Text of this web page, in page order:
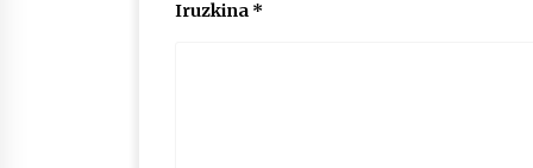
Iruzkina *